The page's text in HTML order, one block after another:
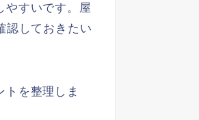
やすいです。屋
認しておきたい
を整理しま